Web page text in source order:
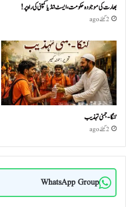
بھارت کی موجودہ حکومت،ایسٹ انڈیا کمپنی کی راہ پر!
2 گھنٹے ago
گنگا-جمنی تہذیب
2 گھنٹے ago
WhatsApp Group